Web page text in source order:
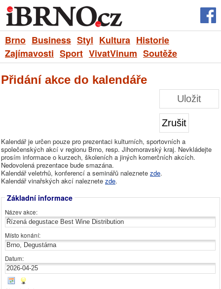
Brno Business Styl Kultura Historie
Zajímavosti Sport VivatVinum Soutěže
Přidání akce do kalendáře
Uložit
Zrušit
Kalendář je určen pouze pro prezentaci kulturních, sportovních a
společenských akcí v regionu Brno, resp. Jihomoravský kraj. Nevkládejte
prosím informace o kurzech, školeních a jiných komerčních akcích.
Nedovolená prezentace bude smazána.
Kalendář veletrhů, konferencí a seminářů naleznete zde.
Kalendář vinařských akcí naleznete zde.
Základní informace
Název akce:
Místo konání:
Datum: